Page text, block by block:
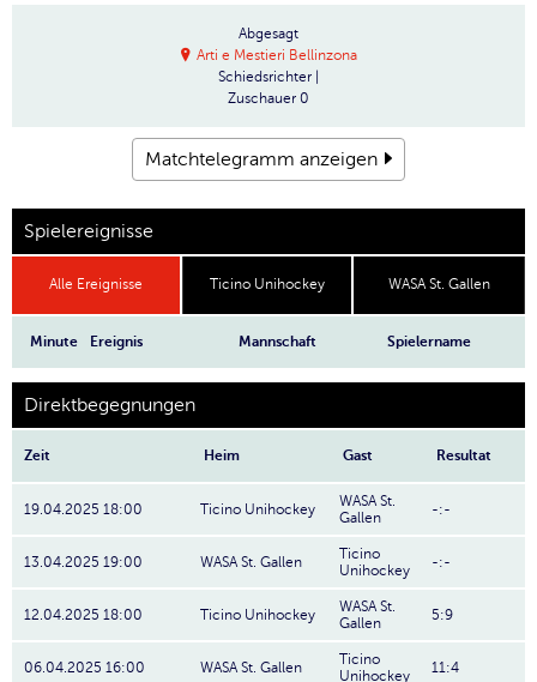
Abgesagt
Arti e Mestieri Bellinzona
Schiedsrichter
Zuschauer 0
Matchtelegramm anzeigen
Spielereignisse
Alle Ereignisse Ticino Unihockey WASA St. Gallen
Minute Ereignis Mannschaft Spielername
Direktbegegnungen
Zeit Heim Gast Resultat
19.04.2025 18:00 Ticino Unihockey
WASA St.
Gallen
-:-
13.04.2025 19:00 WASA St. Gallen
Ticino
Unihockey
-:-
12.04.2025 18:00 Ticino Unihockey
WASA St.
Gallen
5:9
06.04.2025 16:00 WASA St. Gallen
Ticino
Unihockey
11:4